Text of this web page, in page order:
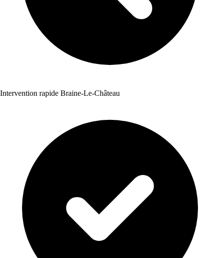
Intervention rapide Braine-Le-Château